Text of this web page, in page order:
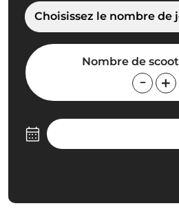
Nombre de